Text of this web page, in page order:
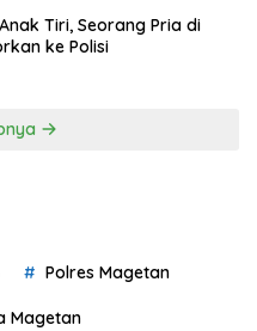
Tiri, Seorang Pria di
ke Polisi
Polres Magetan
Magetan